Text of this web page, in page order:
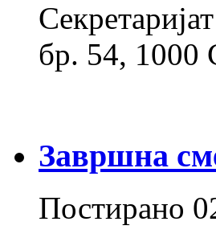
бр. 54, 1000
Завршна
Постирано